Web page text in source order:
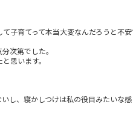
子育てって本当大変なんだろうと不
次第でした。
思います。
し、寝かしつけは私の役目みたいな